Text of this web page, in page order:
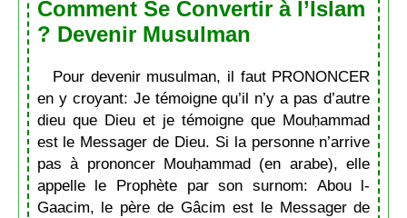
Comment Se Convertir à l’Islam
? Devenir Musulman
Pour devenir musulman, il faut PRONONCER
en y croyant: Je témoigne qu’il n’y a pas d’autre
dieu que Dieu et je témoigne que Mouḥammad
est le Messager de Dieu. Si la personne n’arrive
pas à prononcer Mouḥammad (en arabe), elle
appelle le Prophète par son surnom: Abou l-
Gaacim, le père de Gâcim est le Messager de